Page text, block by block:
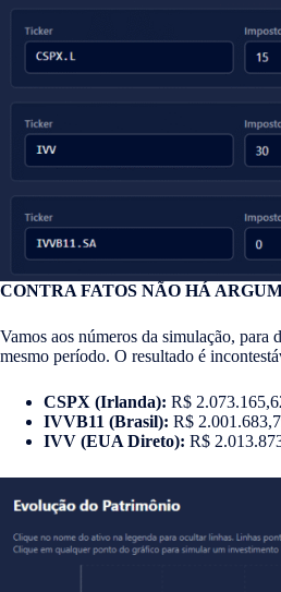
CONTRA FATOS NÃO HÁ
Vamos aos números da simulação,
mesmo período. O resultado é
CSPX (Irlanda): R$
IVVB11 (Brasil): R$
IVV (EUA Direto): R$